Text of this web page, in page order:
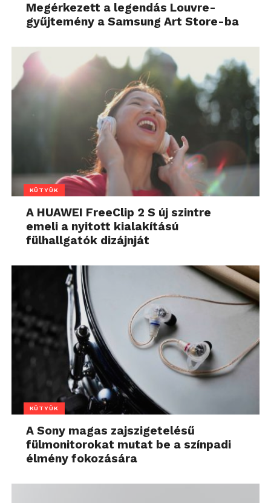
Megérkezett a legendás Louvre-
gyűjtemény a Samsung Art Store-ba
KÜTYÜK
A HUAWEI FreeClip 2 S új szintre
emeli a nyitott kialakítású
fülhallgatók dizájnját
KÜTYÜK
A Sony magas zajszigetelésű
fülmonitorokat mutat be a színpadi
élmény fokozására